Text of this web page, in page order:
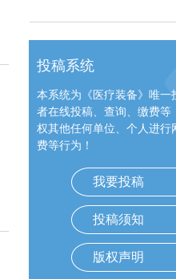
投稿系统
本系统为《医疗装备》唯一
者在线投稿、查询、缴费等
权其他任何单位、个人进行
费等行为！
我要投稿
投稿须知
版权声明